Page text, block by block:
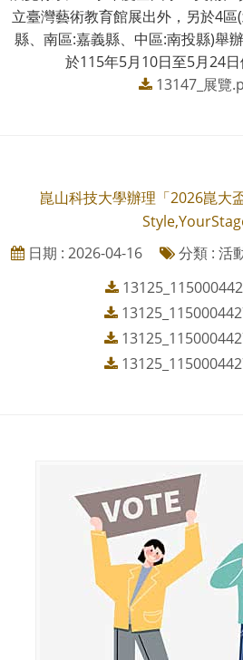
立臺灣藝術教育館展出外，另於4
縣、南區:嘉義縣、中區:南投縣)舉
於115年5月10日至5月24
13147_展覽
崑山科技大學辦理「2026崑大
日期 : 2026-04-16
分類 : 活